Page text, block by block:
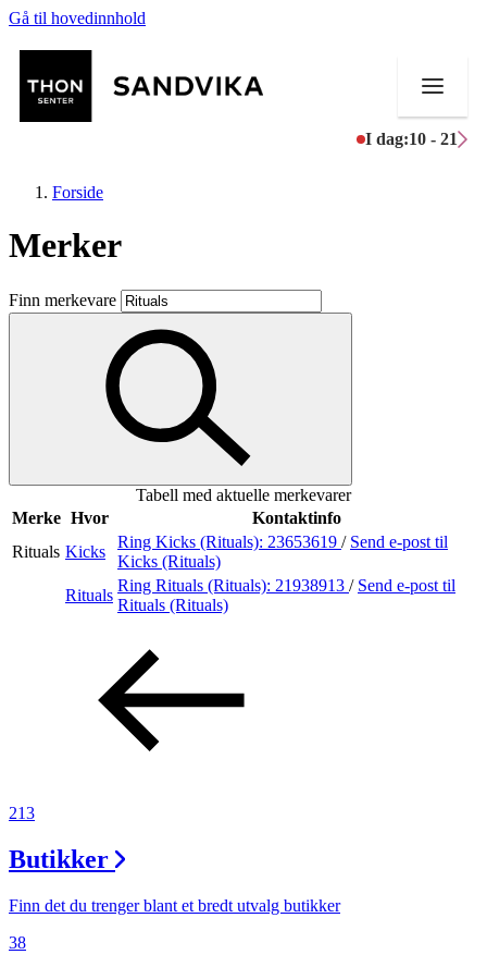
Gå til hovedinnhold
I dag:10 - 21
Butikker
Mat og drikke
Aktiviteter
Merker
Inspirasjon
Åpningstider
Ledige stillinger
Magasin
Gavekort
Forside
Merker
Finn merkevare
Tabell med aktuelle merkevarer
Merke Hvor
Kontaktinfo
Rituals Kicks
Ring Kicks (Rituals): 23653619 / Send e-post til
Kicks (Rituals)
Rituals
Ring Rituals (Rituals): 21938913 / Send e-post til
Rituals (Rituals)
213
Butikker
Finn det du trenger blant et bredt utvalg butikker
38